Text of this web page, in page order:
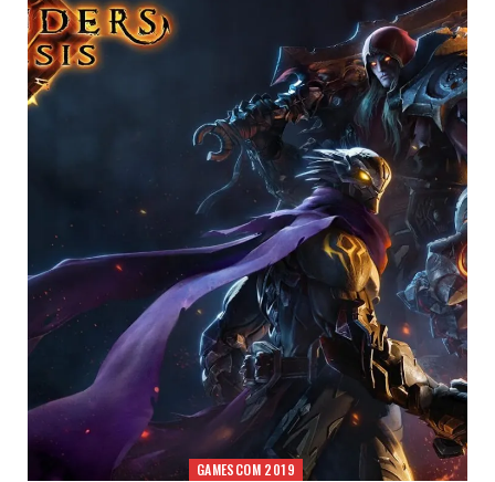
GAMESCOM 2019